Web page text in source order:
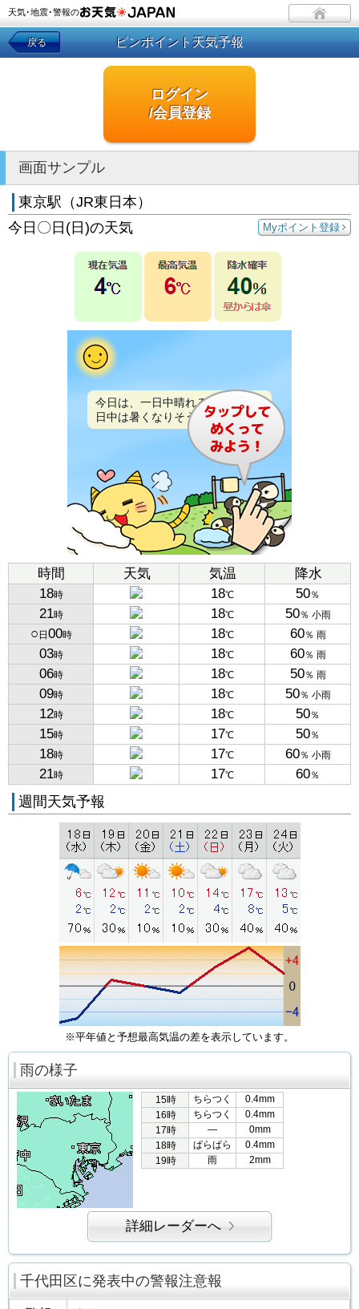
天気･地震･警報の
戻る ピンポイント天気予報
ログイン
/会員登録
画面サンプル
東京駅（JR東日本）
Myポイント登録
今日〇日(日)の天気
今日は、一日中晴れるでしょう。
日中は暑くなりそうです。
時間 天気 気温
降水
18時 18℃ 50％
21時 18℃ 50％ 小雨
○ 日 00時 18℃ 60％ 雨
03時 18℃ 60％ 雨
06時 18℃ 50％ 雨
09時 18℃ 50％ 小雨
12時 18℃ 50％
15時 17℃ 50％
18時 17℃ 60％ 小雨
21時 17℃ 60％
週間天気予報
※平年値と予想最高気温の差を表示しています。
雨の様子
15時 ちらつく
0.4mm
16時
ちらつく
0.4mm
17時
―
0mm
18時
ぱらぱら
0.4mm
19時
雨 2mm
詳細レーダーへ
千代田区に発表中の警報注意報